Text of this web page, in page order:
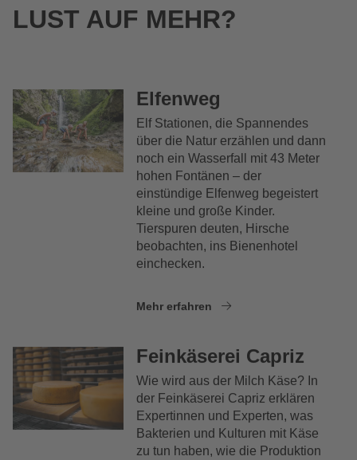
LUST AUF MEHR?
Elfenweg
Elf Stationen, die Spannendes
über die Natur erzählen und dann
noch ein Wasserfall mit 43 Meter
hohen Fontänen – der
einstündige Elfenweg begeistert
kleine und große Kinder.
Tierspuren deuten, Hirsche
beobachten, ins Bienenhotel
einchecken.
Mehr erfahren
Feinkäserei Capriz
Wie wird aus der Milch Käse? In
der Feinkäserei Capriz erklären
Expertinnen und Experten, was
Bakterien und Kulturen mit Käse
zu tun haben, wie die Produktion